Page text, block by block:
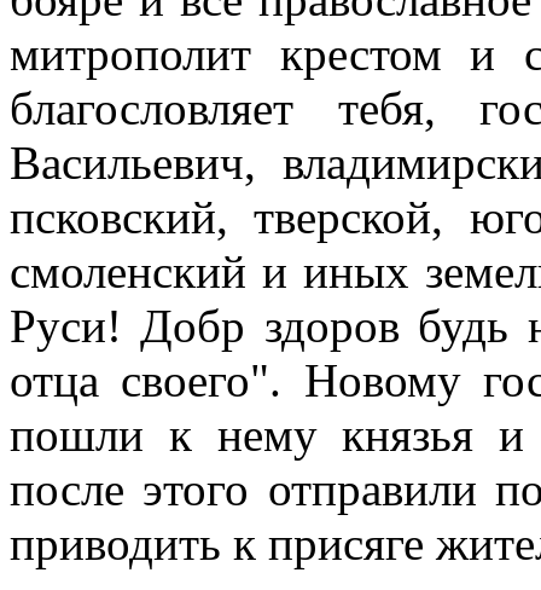
митрополит крестом и
благословляет тебя,
Васильевич,
псковский, тверской,
смоленский и иных
Руси! Добр здоров будь
отца своего". Новому
пошли к нему князья и
после этого отправили
приводить к присяге